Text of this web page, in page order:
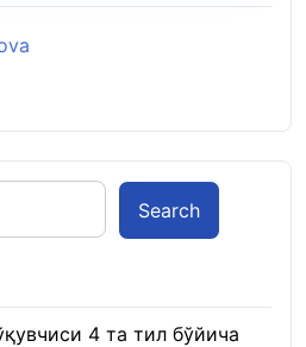
Search
4 та тил бўйича